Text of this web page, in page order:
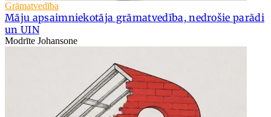
Grāmatvedība
Māju apsaimniekotāja grāmatvedība, nedrošie parādi
un UIN
Modrīte Johansone